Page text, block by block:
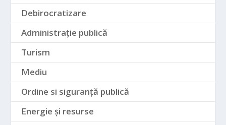
Debirocratizare
Administrație publică
Turism
Mediu
Ordine si siguranță publică
Energie și resurse